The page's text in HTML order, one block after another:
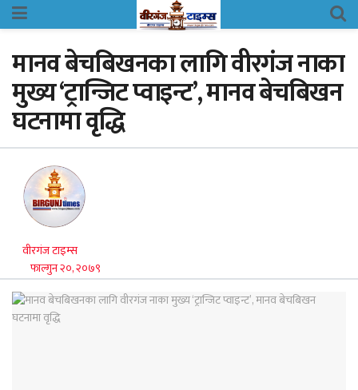
मानव बेचबिखनका लागि वीरगंज नाका
मुख्य ‘ट्रान्जिट प्वाइन्ट’, मानव बेचबिखन
घटनामा वृद्धि
वीरगंज टाइम्स
फाल्गुन २०, २०७९